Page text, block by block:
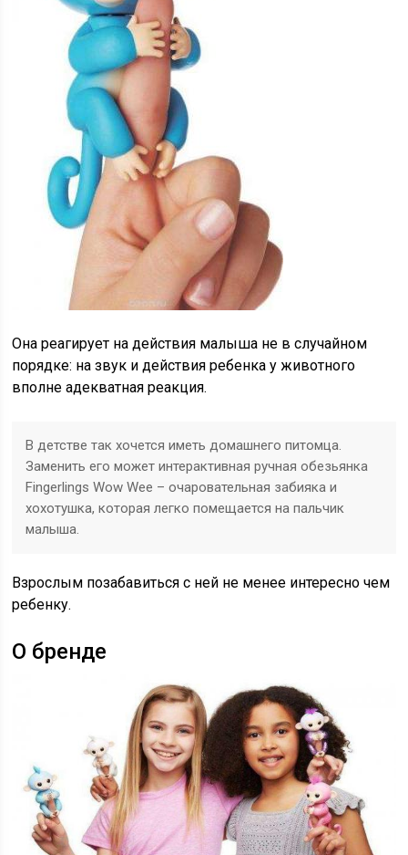
Она реагирует на действия малыша не в случайном
порядке: на звук и действия ребенка у животного
вполне адекватная реакция.
В детстве так хочется иметь домашнего питомца.
Заменить его может интерактивная ручная обезьянка
Fingerlings Wow Wee – очаровательная забияка и
хохотушка, которая легко помещается на пальчик
малыша.
Взрослым позабавиться с ней не менее интересно чем
ребенку.
О бренде